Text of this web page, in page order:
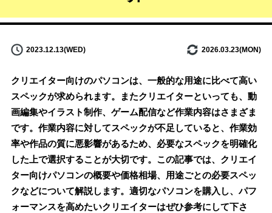
2023.12.13(WED) 2026.03.23(MON)
クリエイター向けのパソコンは、一般的な用途に比べて高い
スペックが求められます。またクリエイターといっても、動
画編集やイラスト制作、ゲーム配信など作業内容はさまざま
です。作業内容に対してスペックが不足していると、作業効
率や作品の質に悪影響があるため、必要なスペックを明確化
した上で選択することが大切です。この記事では、クリエイ
ター向けパソコンの概要や価格相場、用途ごとの必要スペッ
クなどについて解説します。適切なパソコンを購入し、パフ
ォーマンスを高めたいクリエイターはぜひ参考にして下さ